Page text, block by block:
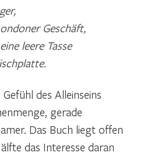
Geschäft,
leere Tasse
des Alleinseins
gerade
Das Buch liegt offen
das Interesse daran